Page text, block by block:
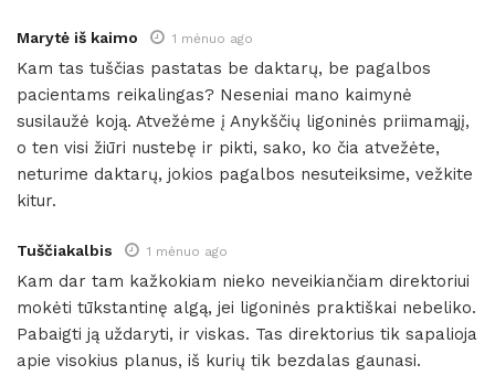
Marytė iš kaimo 1 mėnuo ago
Kam tas tuščias pastatas be daktarų, be pagalbos
pacientams reikalingas? Neseniai mano kaimynė
susilaužė koją. Atvežėme į Anykščių ligoninės priimamąjį,
o ten visi žiūri nustebę ir pikti, sako, ko čia atvežėte,
neturime daktarų, jokios pagalbos nesuteiksime, vežkite
kitur.
Tuščiakalbis 1 mėnuo ago
Kam dar tam kažkokiam nieko neveikiančiam direktoriui
mokėti tūkstantinę algą, jei ligoninės praktiškai nebeliko.
Pabaigti ją uždaryti, ir viskas. Tas direktorius tik sapalioja
apie visokius planus, iš kurių tik bezdalas gaunasi.